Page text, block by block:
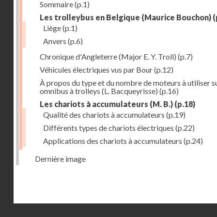
Sommaire(p.1)
Les trolleybus en Belgique (Maurice Bouchon)
Liège(p.1)
Anvers (p.6)
Chronique d'Angleterre (Major E. Y. Troll) (p.7)
Véhicules électriques vus par Bour(p.12)
À propos du type et du nombre de moteurs à utiliser
omnibus à trolleys (L. Bacqueyrisse) (p.16)
Les chariots à accumulateurs (M. B.) (p.18)
Qualité des chariots à accumulateurs (p.19)
Différents types de chariots électriques (p.22)
Applications des chariots à accumulateurs (p.24)
Dernière image